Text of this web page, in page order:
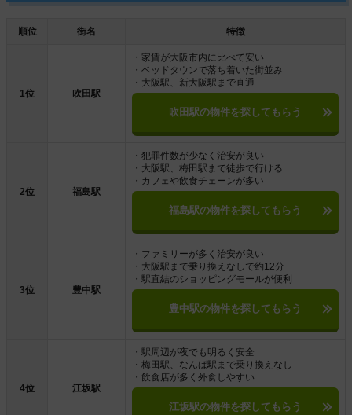
順位 街名 特徴
1位 吹田駅
・家賃が大阪市内に比べて安い
・ベッドタウンで落ち着いた街並み
・大阪駅、新大阪駅まで直通
吹田駅の物件を探してもらう
2位 福島駅
・犯罪件数が少なく治安が良い
・大阪駅、梅田駅まで徒歩で行ける
・カフェや飲食チェーンが多い
福島駅の物件を探してもらう
3位 豊中駅
・ファミリーが多く治安が良い
・大阪駅まで乗り換えなしで約12分
・駅直結のショッピングモールが便利
豊中駅の物件を探してもらう
4位 江坂駅
・駅周辺が夜でも明るく安全
・梅田駅、なんば駅まで乗り換えなし
・飲食店が多く外食しやすい
江坂駅の物件を探してもらう